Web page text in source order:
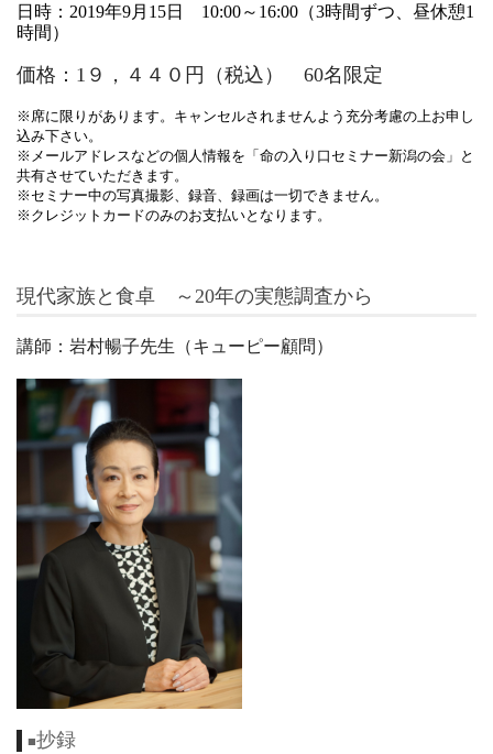
日時：2019年9月 15日 10:00～ 16:00 （3時間ずつ、昼休憩1
時間）
価格： 1 ９，４４０円（税込） 60名限定
※ 席に限りがあります。キャンセルされませんよう充分考慮の上お申し
込み下さい。
※ メールアドレスなどの個人情報を「命の入り口セミナー新潟の会」と
共有させていただきます。
※ セミナー中の写真撮影、録音、録画は一切できません。
※ クレジットカードのみのお支払いとなります。
現代家族と食卓 ～ 20年の実態調査から
講師：岩村暢子先生（キューピー顧問）
■抄録